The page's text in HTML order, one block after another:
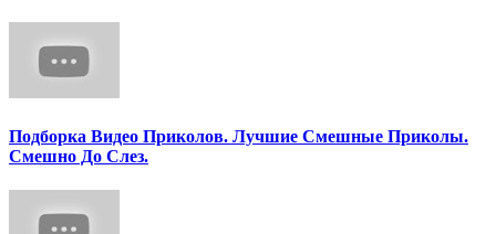
Подборка Видео Приколов. Лучшие Смешные Приколы.
Смешно До Слез.